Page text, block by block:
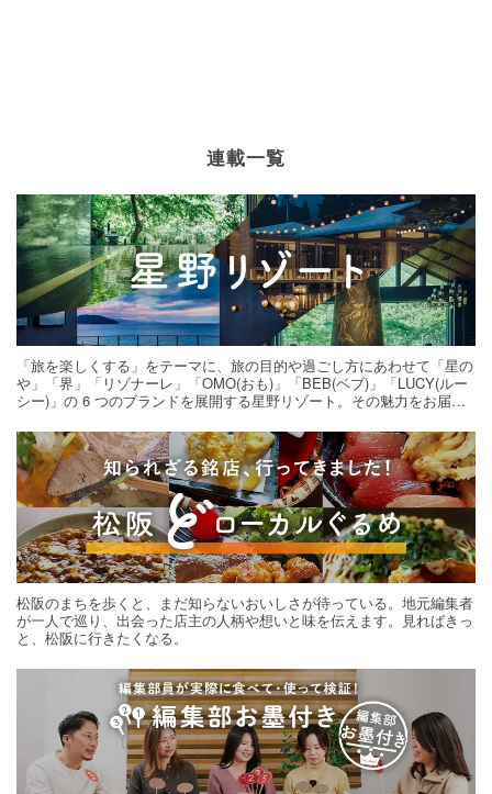
連載一覧
「旅を楽しくする」をテーマに、旅の目的や過ごし方にあわせて「星の
や」「界」「リゾナーレ」「OMO(おも)」「BEB(ベブ)」「LUCY(ルー
シー)」の 6 つのブランドを展開する星野リゾート。その魅力をお届け
松阪のまちを歩くと、まだ知らないおいしさが待っている。地元編集者
が一人で巡り、出会った店主の人柄や想いと味を伝えます。見ればきっ
と、松阪に行きたくなる。